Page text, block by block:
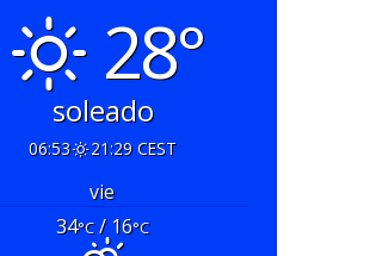
28°
soleado
06:53 21:29 CEST
vie
34°C/ 16°C